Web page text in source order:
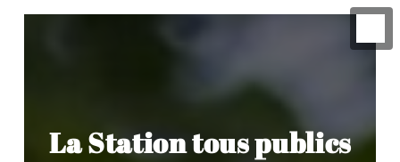
La Station tous publics